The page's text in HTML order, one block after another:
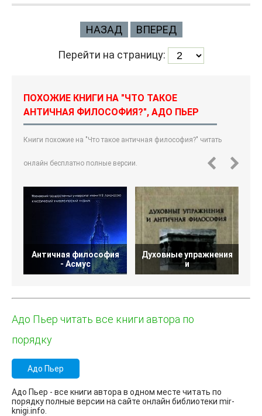
НАЗАД ВПЕРЕД
Перейти на страницу:
ПОХОЖИЕ КНИГИ НА "ЧТО ТАКОЕ
АНТИЧНАЯ ФИЛОСОФИЯ?", АДО ПЬЕР
Книги похожие на "Что такое античная философия?" читать
онлайн бесплатно полные версии.
Античная философия
- Асмус
Духовные упражнения
и
Адо Пьер читать все книги автора по
порядку
Адо Пьер
Адо Пьер - все книги автора в одном месте читать по
порядку полные версии на сайте онлайн библиотеки mir-
knigi.info.